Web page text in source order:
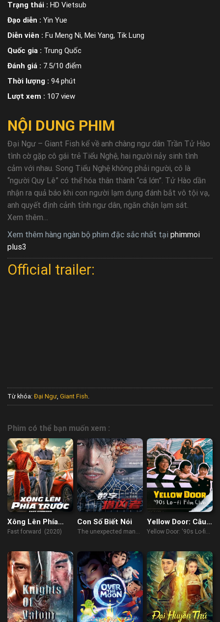
Trạng thái : HD Vietsub
Đạo diễn : Yin Yue
Diễn viên : Fu Meng Ni, Mei Yang, Tik Lung
Quốc gia : Trung Quốc
Đánh giá : 7.5/10 điểm
Thời lượng : 94 phút
Lượt xem : 107 view
NỘI DUNG PHIM
Đại Ngư – Giant Fish kể về anh chàng ngư dân Trần Tử Hào
tình cờ gặp cô gái trẻ Tiểu Nghệ, hai người nảy sinh tình
cảm với nhau. Song Tiểu Nghệ không phải người, cô là
“người Quy Lê” có thể hóa thân thành “cá lớn”. Tử Hào dần
nhận ra quả báo khi con người lạm dụng đánh bắt vô tội vạ,
anh quyết định cảnh tỉnh ngư dân, ngăn chặn lạm sát.
Xem thêm…
Xem thêm hàng ngàn bộ phim đặc sắc nhất tại phimmoi
plus3
Official trailer:
Từ khóa: Đại Ngư Giant Fish
Phim có thể bạn muốn xem :
Xông Lên Phía
Trước
Fast forward (2020)
Con Số Biết Nói
The unexpected man
Yellow Door: Câu
Lạc Bộ Phim Hàn
Yellow Door: '90s Lo-fi